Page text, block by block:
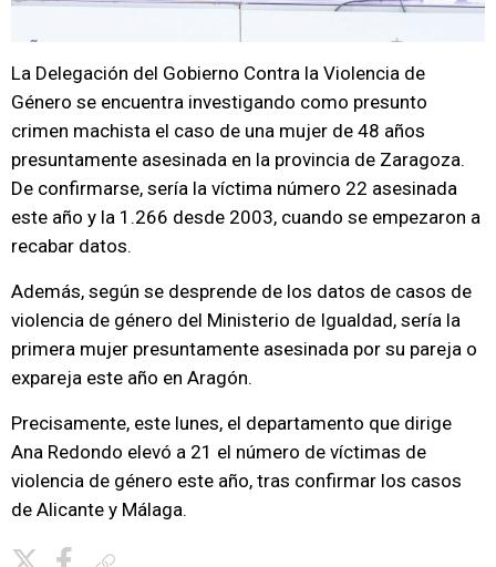
La Delegación del Gobierno Contra la Violencia de
Género se encuentra investigando como presunto
crimen machista el caso de una mujer de 48 años
presuntamente asesinada en la provincia de Zaragoza.
De confirmarse, sería la víctima número 22 asesinada
este año y la 1.266 desde 2003, cuando se empezaron a
recabar datos.
Además, según se desprende de los datos de casos de
violencia de género del Ministerio de Igualdad, sería la
primera mujer presuntamente asesinada por su pareja o
expareja este año en Aragón.
Precisamente, este lunes, el departamento que dirige
Ana Redondo elevó a 21 el número de víctimas de
violencia de género este año, tras confirmar los casos
de Alicante y Málaga.